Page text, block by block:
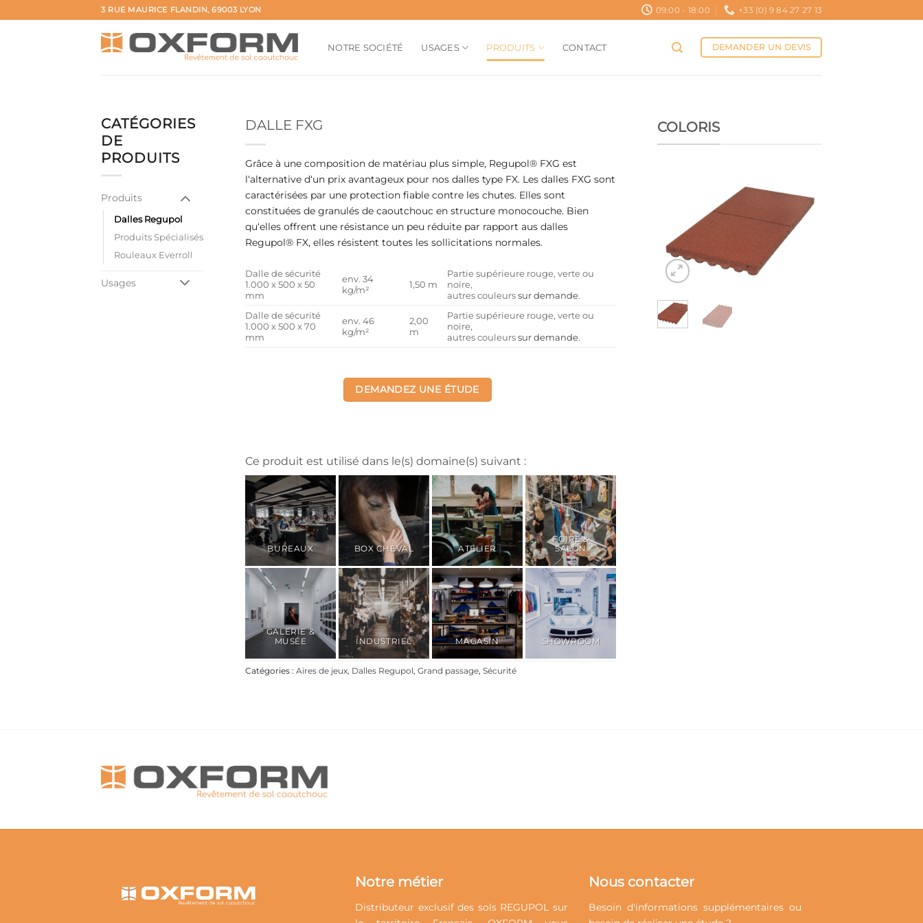
au
3 RUE MAURICE FLANDIN, 69003 LYON 09:00 - 18:00 +33 (0) 9 84 27 27 13
NOTRE SOCIÉTÉ USAGES PRODUITS CONTACT DEMANDER UN DEVIS
CATÉGORIES
DE
PRODUITS
Produits
Dalles Regupol
Produits Spécialisés
Rouleaux Everroll
Usages
DALLE FXG
Grâce à une composition de matériau plus simple, Regupol® FXG est
l‘alternative d‘un prix avantageux pour nos dalles type FX. Les dalles FXG sont
caractérisées par une protection fiable contre les chutes. Elles sont
constituées de granulés de caoutchouc en structure monocouche. Bien
qu‘elles offrent une résistance un peu réduite par rapport aus dalles
Regupol® FX, elles résistent toutes les sollicitations normales.
Dalle de sécurité
1.000 x 500 x 50
mm
env. 34
kg/m²
1,50 m
Partie supérieure rouge, verte ou
noire,
autres couleurssur demande.
Dalle de sécurité
1.000 x 500 x 70
mm
env. 46
kg/m²
2,00
m
Partie supérieure rouge, verte ou
noire,
autres couleurssur demande.
DEMANDEZ UNE ÉTUDE
Ce produit est utilisé dans le(s) domaine(s) suivant :
BUREAUX BOX CHEVAL ATELIER
FOIRE &
SALON
GALERIE &
MUSÉE
INDUSTRIEL MAGASIN SHOWROOM
Catégories : Aires de jeux, Dalles Regupol , Grand passage, Sécurité
COLORIS
Notre métier
Distributeur exclusif des sols REGUPOL sur
Nous contacter
Besoin d'informations supplémentaires ou